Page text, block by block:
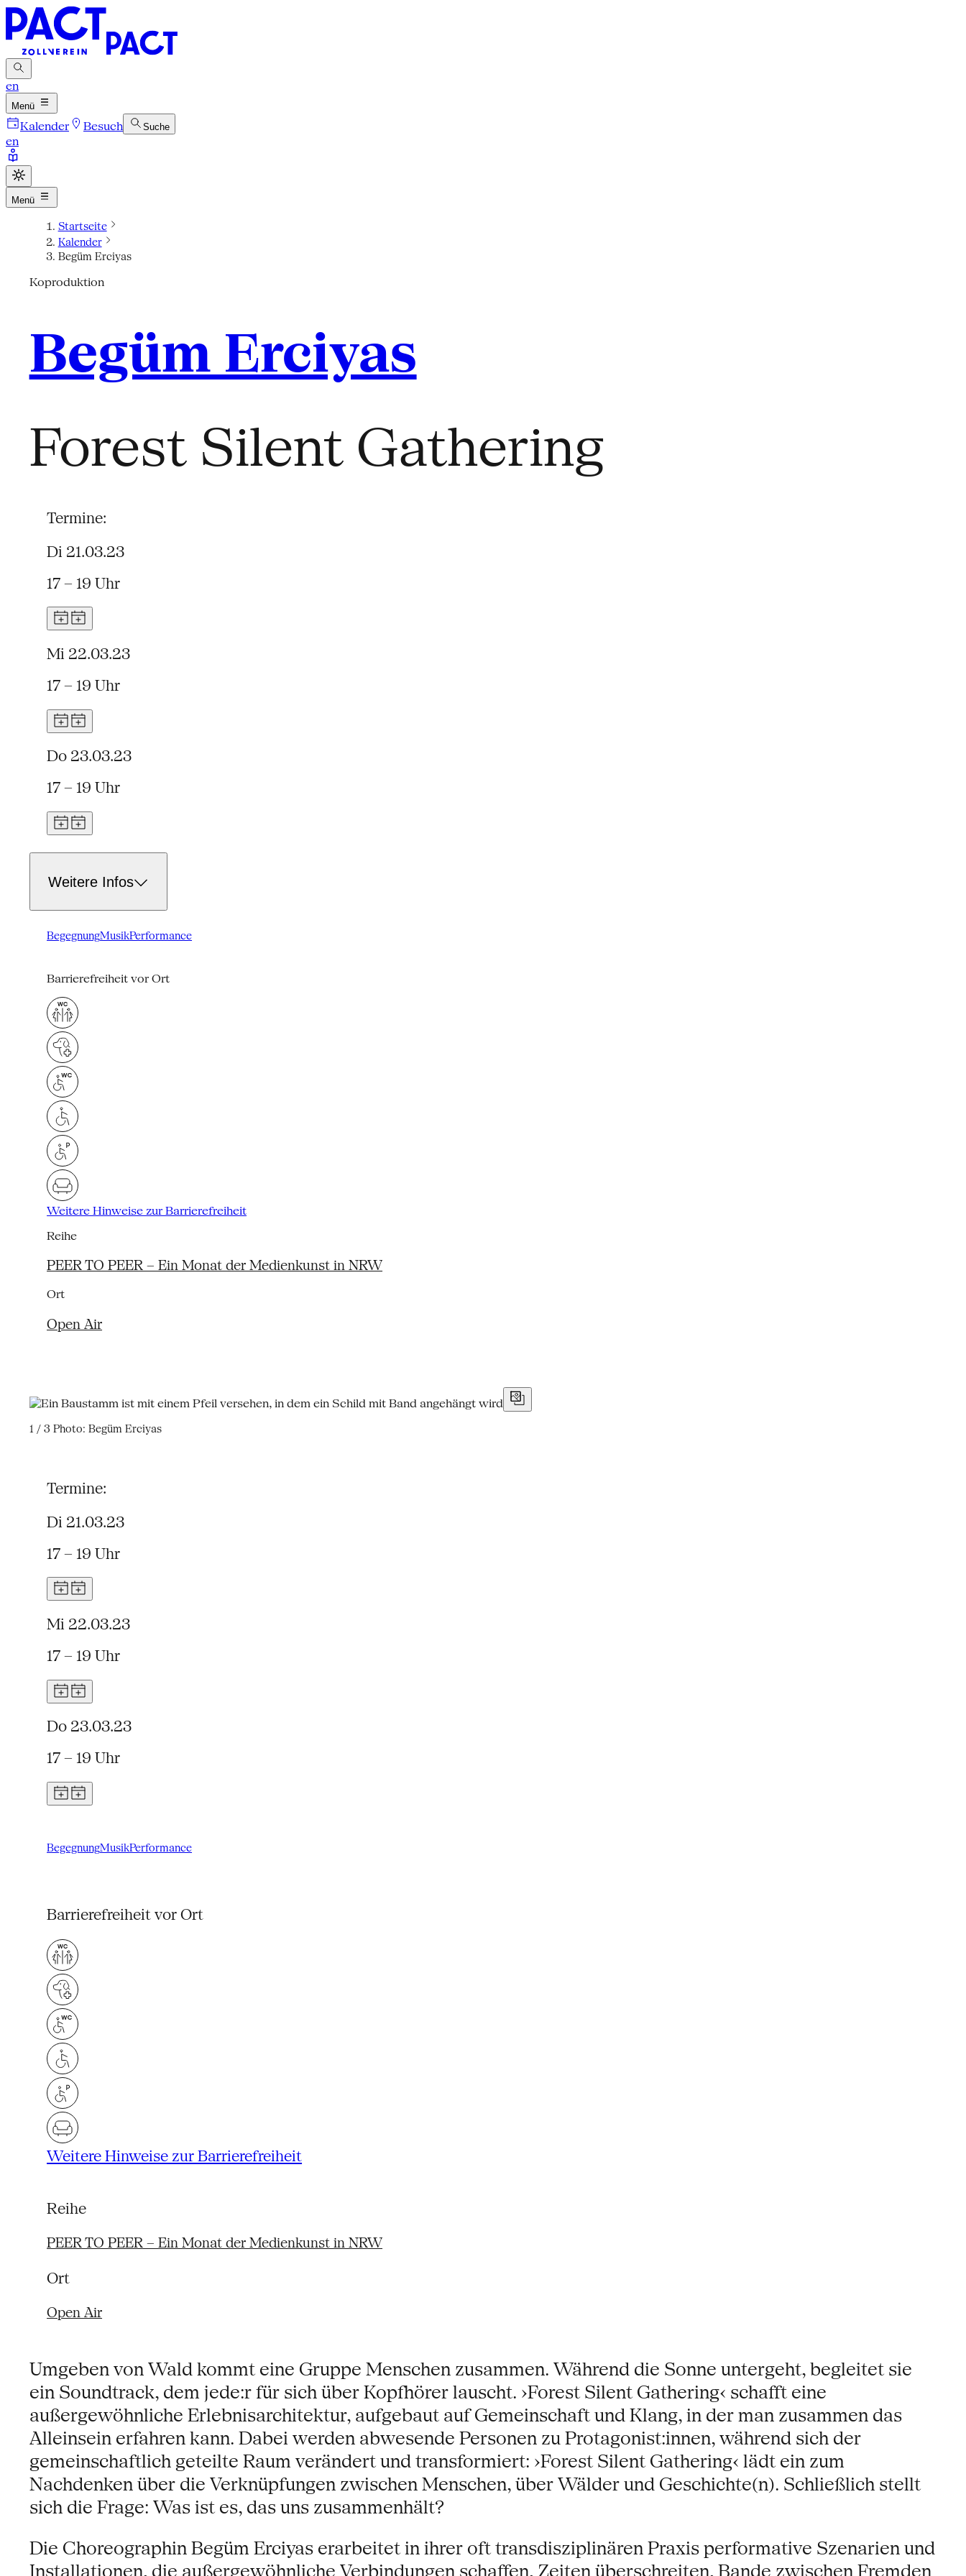
en
Menü
Kalender Besuch Suche
en
Menü
Startseite
Kalender
Begüm Erciyas
Koproduktion
Begüm Erciyas
Forest Silent Gathering
Termine:
Di 21.03.23
17 – 19 Uhr
Mi 22.03.23
17 – 19 Uhr
Do 23.03.23
17 – 19 Uhr
Weitere Infos
BegegnungMusikPerformance
Barrierefreiheit vor Ort
Weitere Hinweise zur Barrierefreiheit
Reihe
PEER TO PEER – Ein Monat der Medienkunst in NRW
Ort
Open Air
1 / 3 Photo: Begüm Erciyas
Termine:
Di 21.03.23
17 – 19 Uhr
Mi 22.03.23
17 – 19 Uhr
Do 23.03.23
17 – 19 Uhr
BegegnungMusikPerformance
Barrierefreiheit vor Ort
Weitere Hinweise zur Barrierefreiheit
Reihe
PEER TO PEER – Ein Monat der Medienkunst in NRW
Ort
Open Air
Umgeben von Wald kommt eine Gruppe Menschen zusammen. Während die Sonne untergeht, begleitet sie
ein Soundtrack, dem jede:r für sich über Kopfhörer lauscht. ›Forest Silent Gathering‹ schafft eine
außergewöhnliche Erlebnisarchitektur, aufgebaut auf Gemeinschaft und Klang, in der man zusammen das
Alleinsein erfahren kann. Dabei werden abwesende Personen zu Protagonist:innen, während sich der
gemeinschaftlich geteilte Raum verändert und transformiert: ›Forest Silent Gathering‹ lädt ein zum
Nachdenken über die Verknüpfungen zwischen Menschen, über Wälder und Geschichte(n). Schließlich stellt
sich die Frage: Was ist es, das uns zusammenhält?
Die Choreographin Begüm Erciyas erarbeitet in ihrer oft transdisziplinären Praxis performative Szenarien und
Installationen, die außergewöhnliche Verbindungen schaffen, Zeiten überschreiten, Bande zwischen Fremden